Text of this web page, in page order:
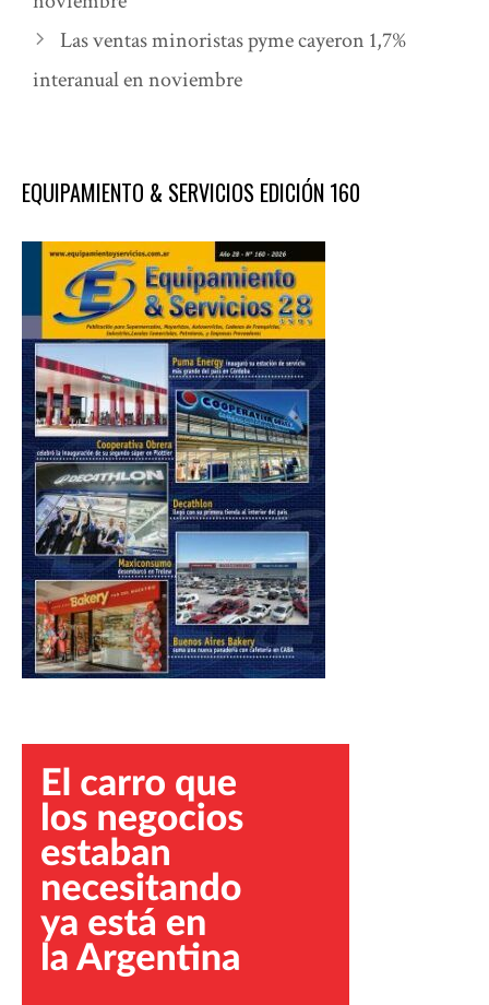
Las ventas minoristas pyme cayeron 1,7%
interanual en noviembre
EQUIPAMIENTO & SERVICIOS EDICIÓN 160